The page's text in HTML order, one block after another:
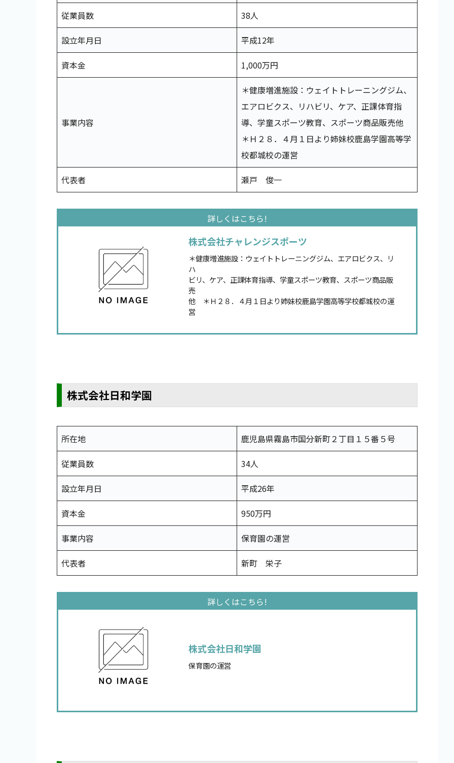
従業員数 38人
設立年月日 平成12年
資本金 1,000万円
事業内容
＊健康増進施設：ウェイトトレーニングジム、
エアロビクス、リハビリ、ケア、正課体育指
導、学童スポーツ教育、スポーツ商品販売他
＊Ｈ２８．４月１日より姉妹校鹿島学園高等学
校都城校の運営
代表者 瀬戸 俊一
株式会社チャレンジスポーツ
＊健康増進施設：ウェイトトレーニングジム、エアロビクス、リ
ハ
ビリ、ケア、正課体育指導、学童スポーツ教育、スポーツ商品販
売
他 ＊Ｈ２８．４月１日より姉妹校鹿島学園高等学校都城校の運
営
株式会社日和学園
所在地 鹿児島県霧島市国分新町２丁目１５番５号
従業員数 34人
設立年月日 平成26年
資本金 950万円
事業内容 保育園の運営
代表者 新町 栄子
株式会社日和学園
保育園の運営